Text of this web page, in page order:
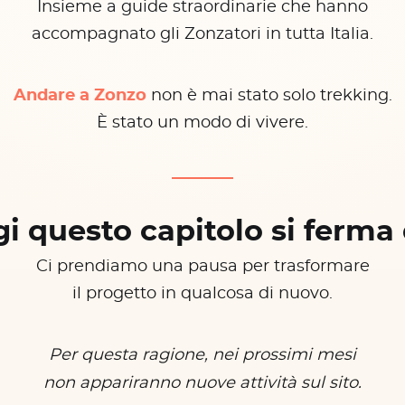
Insieme a guide straordinarie che hanno
accompagnato gli Zonzatori in tutta Italia.
Andare a Zonzonon è mai stato solo trekking.
È stato un modo di vivere.
questo capitolo si ferma
Ci prendiamo una pausa per trasformare
il progetto in qualcosa di nuovo.
Per questa ragione, nei prossimi mesi
non appariranno nuove attività sul sito.